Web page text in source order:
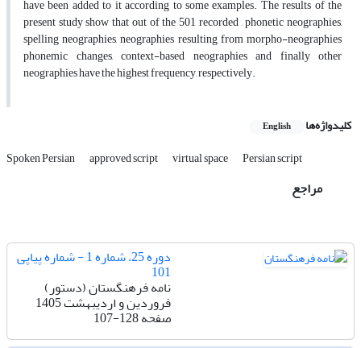
have been added to it according to some examples. The results of the
present study show that out of the 501 recorded , phonetic neographies,
spelling neographies, neographies resulting from morpho-neographies
phonemic changes, context-based neographies and finally other
neographies have the highest frequency, respectively.
کلیدواژه‌ها English
Spoken Persian approved script virtual space Persian script
مراجع
دوره 25، شماره 1 - شماره پیاپی
101
نامه فرهنگستان (دستور)
فروردین و اردیبهشت 1405
صفحه107-128